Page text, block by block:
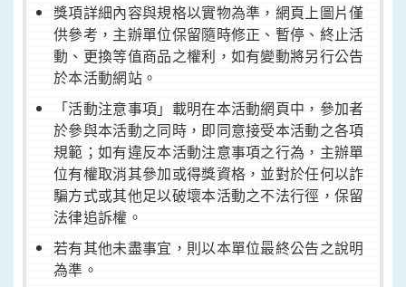
獎項詳細內容與規格以實物為準，網頁上圖片僅
供參考，主辦單位保留隨時修正、暫停、終止活
動、更換等值商品之權利，如有變動將另行公告
於本活動網站。
「活動注意事項」載明在本活動網頁中，參加者
於參與本活動之同時，即同意接受本活動之各項
規範；如有違反本活動注意事項之行為，主辦單
位有權取消其參加或得獎資格，並對於任何以詐
騙方式或其他足以破壞本活動之不法行徑，保留
法律追訴權。
若有其他未盡事宜，則以本單位最終公告之說明
為準。